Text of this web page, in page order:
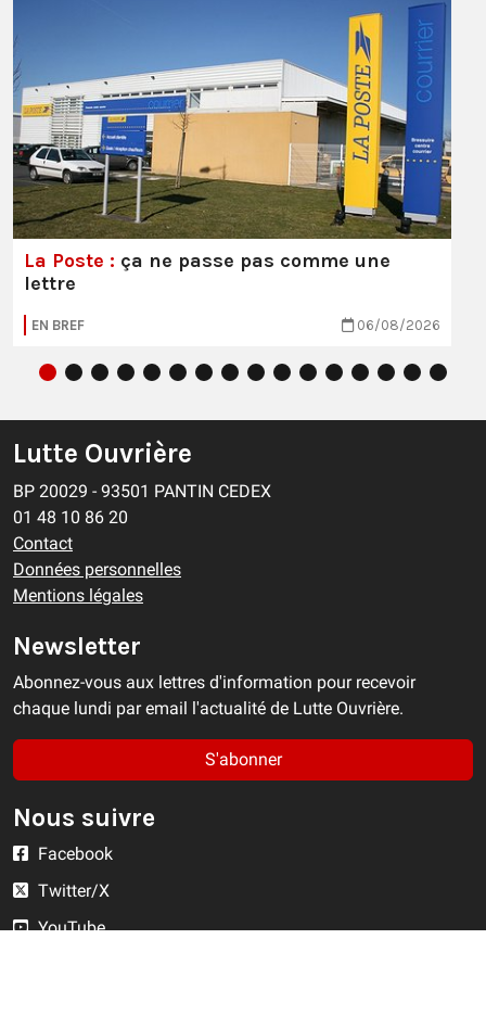
La Poste : ça ne passe pas comme une
lettre
EN BREF 06/08/2026
Lutte Ouvrière
BP 20029 - 93501 PANTIN CEDEX
01 48 10 86 20
Contact
Données personnelles
Mentions légales
Newsletter
Abonnez-vous aux lettres d'information pour recevoir
chaque lundi par email l'actualité de Lutte Ouvrière.
S'abonner
Nous suivre
Facebook
Twitter/X
YouTube